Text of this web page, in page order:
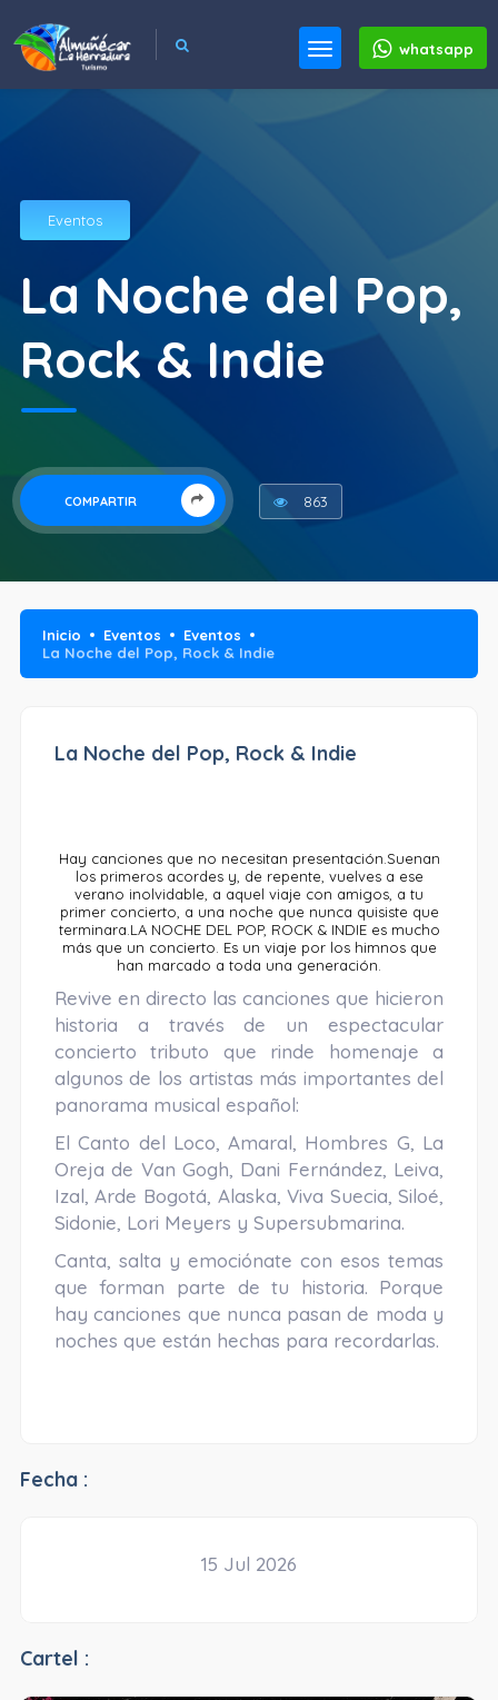
whatsapp
Eventos
La Noche del Pop,
Rock & Indie
COMPARTIR 863
Inicio Eventos
Eventos
La Noche del Pop, Rock & Indie
La Noche del Pop, Rock & Indie
Hay canciones que no necesitan presentación.Suenan
los primeros acordes y, de repente, vuelves a ese
verano inolvidable, a aquel viaje con amigos, a tu
primer concierto, a una noche que nunca quisiste que
terminara.LA NOCHE DEL POP, ROCK & INDIE es mucho
más que un concierto. Es un viaje por los himnos que
han marcado a toda una generación.
Revive en directo las canciones que hicieron
historia a través de un espectacular
concierto tributo que rinde homenaje a
algunos de los artistas más importantes del
panorama musical español:
El Canto del Loco, Amaral, Hombres G, La
Oreja de Van Gogh, Dani Fernández, Leiva,
Izal, Arde Bogotá, Alaska, Viva Suecia, Siloé,
Sidonie, Lori Meyers y Supersubmarina.
Canta, salta y emociónate con esos temas
que forman parte de tu historia. Porque
hay canciones que nunca pasan de moda y
noches que están hechas para recordarlas.
Fecha :
15 Jul 2026
Cartel :